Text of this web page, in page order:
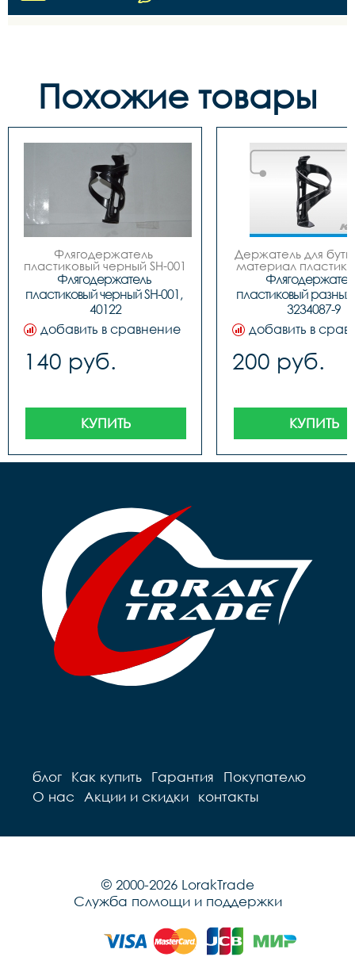
Похожие товары
Флягодержатель
пластиковый черный SH-001
код. 40122
Флягодержатель
пластиковый черный SH-001,
40122
добавить в сравнение
140 руб.
КУПИТЬ
Держатель для
материал
цвета.
пластиковый разных
3234087-9
добавить в
200 руб.
КУПИТЬ
блог Как купить Гарантия
Покупателю
О нас
Акции и скидки контакты
© 2000-2026 LorakTrade
Служба помощи и поддержки